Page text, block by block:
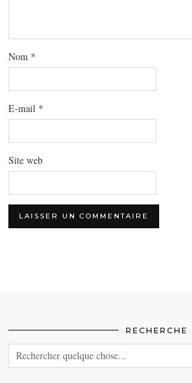
Nom *
E-mail *
Site web
RECHERCHE